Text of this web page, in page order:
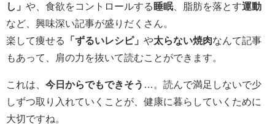
し」 や、食欲をコントロールする 睡眠、脂肪を落とす運動
など、興味深い記事が盛りだくさん。
楽して痩せる
「ずるいレシピ」 や太らない焼肉なんて記事
もあって、肩の力を抜いて読むことができます。
これは、 今日からでもできそう
…。読んで満足しないで少
しずつ取り入れていくことが、健康に暮らしていくために
大切ですね。